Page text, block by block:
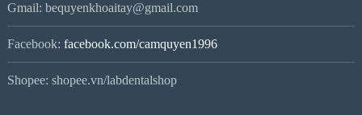
Gmail: bequyenkhoaitay@gmail.com
Facebook: facebook.com/camquyen1996
Shopee: shopee.vn/labdentalshop